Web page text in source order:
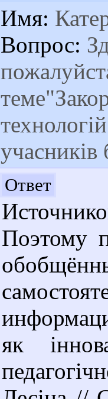
Имя:
Вопрос:
Ответ
Поэтому
як